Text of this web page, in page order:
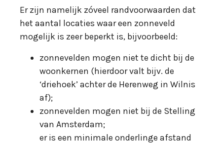
Er zijn namelijk zóveel randvoorwaarden dat
het aantal locaties waar een zonneveld
mogelijk is zeer beperkt is, bijvoorbeeld:
zonnevelden mogen niet te dicht bij de
woonkernen (hierdoor valt bijv. de
‘driehoek’ achter de Herenweg in Wilnis
af);
zonnevelden mogen niet bij de Stelling
van Amsterdam;
er is een minimale onderlinge afstand